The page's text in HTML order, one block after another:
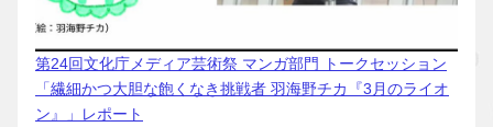
第24回文化庁メディア芸術祭 マンガ部門 トークセッション
「繊細かつ大胆な飽くなき挑戦者 羽海野チカ『3月のライオ
ン』」レポート